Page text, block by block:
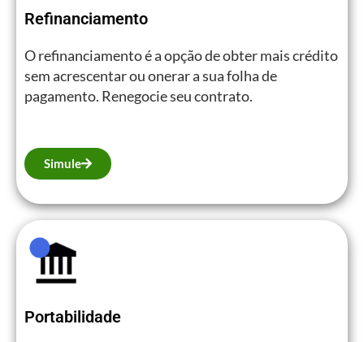
Refinanciamento
O refinanciamento é a opção de obter mais crédito
sem acrescentar ou onerar a sua folha de
pagamento. Renegocie seu contrato.
Simule
Portabilidade